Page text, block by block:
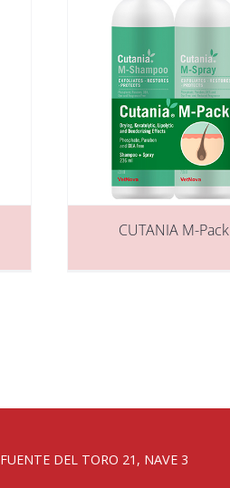
CUTANIA M-Pack
FUENTE DEL TORO 21, NAVE 3